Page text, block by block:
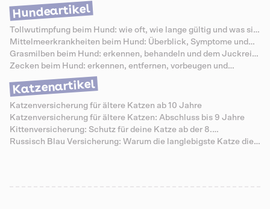
keine Schäden am Auge entstehen, sollte der Eingriff immer von einer
spezialisierten Tierärztin oder einem spezialisierten Tierarzt
durchgeführt werden. Welche Kosten für die Entfernung anfallen, wie
der Ablauf aussieht und welche Leistungen Dalma übernimmt, erfährst
du hier.
Hundeartikel
Tollwutimpfung beim Hund: wie oft, wie lange gültig und was sie
kostet
Mittelmeerkrankheiten beim Hund: Überblick, Symptome und
Schutz
Grasmilben beim Hund: erkennen, behandeln und dem Juckreiz
vorbeugen
Zecken beim Hund: erkennen, entfernen, vorbeugen und
Krankheiten vermeiden
Katzenartikel
Katzenversicherung für ältere Katzen ab 10 Jahre
Katzenversicherung für ältere Katzen: Abschluss bis 9 Jahre
Kittenversicherung: Schutz für deine Katze ab der 8.
Lebenswoche
Russisch Blau Versicherung: Warum die langlebigste Katze die